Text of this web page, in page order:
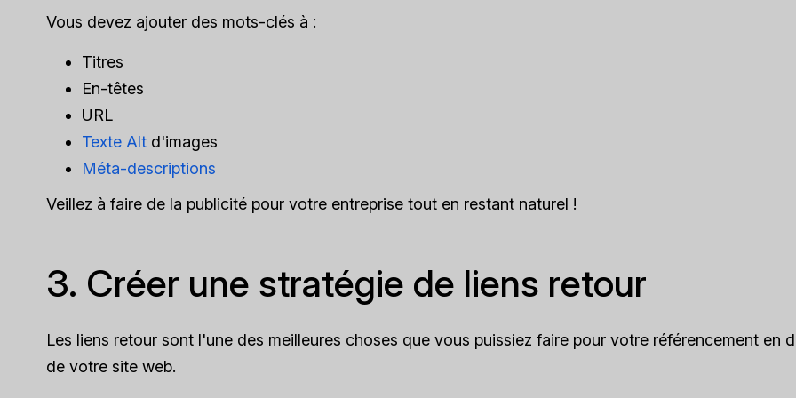
Vous devez ajouter des mots-clés à :
Titres
En-têtes
URL
Texte Alt d'images
Méta-descriptions
Veillez à faire de la publicité pour votre entreprise tout en restant naturel !
3. Créer une stratégie de liens retour
Les liens retour sont l'une des meilleures choses que vous puissiez faire pour votre référencement en
de votre site web.